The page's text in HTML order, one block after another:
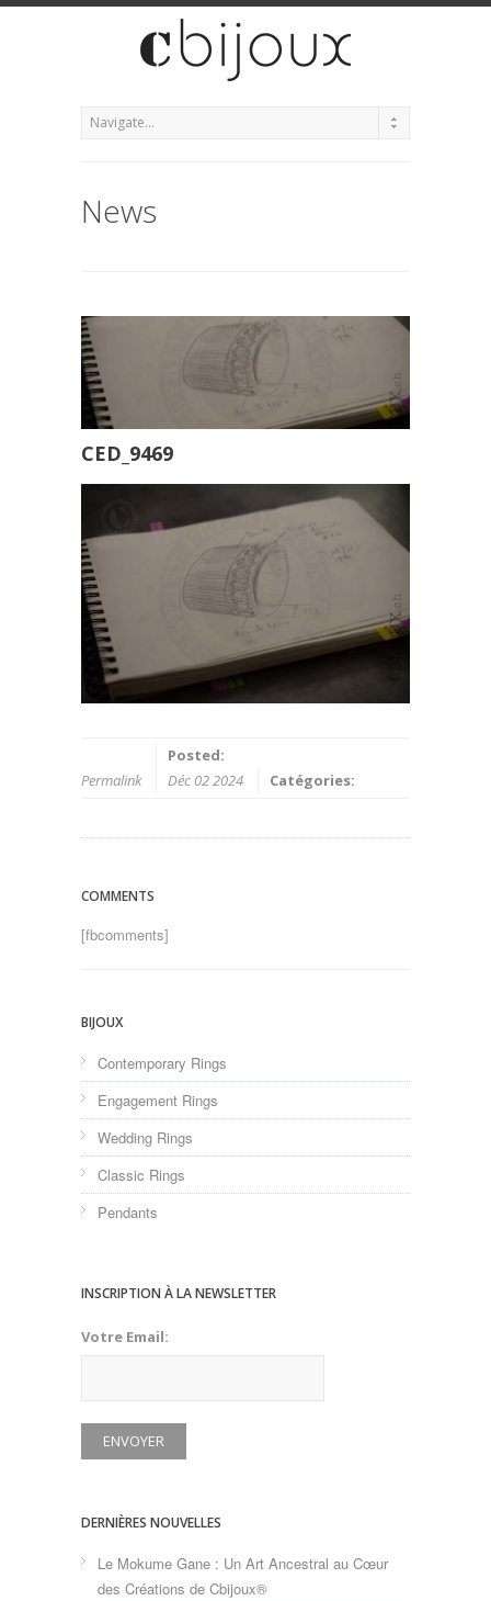
News
CED_9469
Permalink
Posted:
Déc 02 2024
Catégories:
COMMENTS
[fbcomments]
BIJOUX
Contemporary Rings
Engagement Rings
Wedding Rings
Classic Rings
Pendants
INSCRIPTION À LA NEWSLETTER
Votre Email:
DERNIÈRES NOUVELLES
Le Mokume Gane : Un Art Ancestral au Cœur
des Créations de Cbijoux®